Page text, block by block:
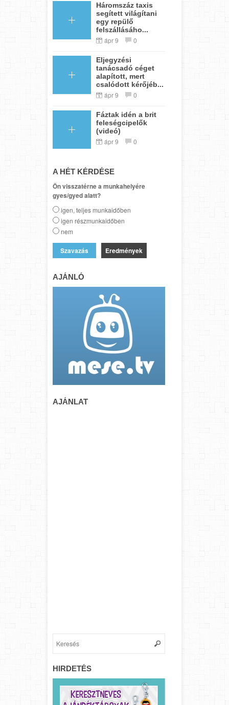
Háromszáz taxis
segített világítani
egy repülő
felszállásáho...
ápr 9 0
Eljegyzési
tanácsadó céget
alapított, mert
csalódott kérőjéb...
ápr 9 0
Fáztak idén a brit
feleségcipelők
(videó)
ápr 9 0
A HÉT KÉRDÉSE
Ön visszatérne a munkahelyére
gyes/gyed alatt?
igen, teljes munkaidőben
igen részmunkaidőben
nem
Eredmények
AJÁNLÓ
AJÁNLAT
HIRDETÉS